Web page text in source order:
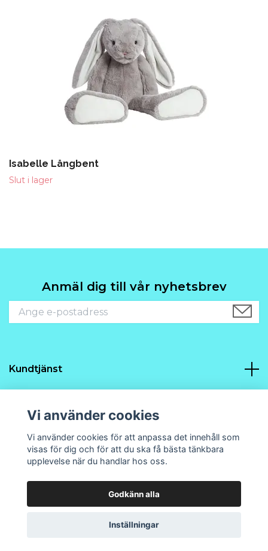
Isabelle Långbent
Slut i lager
Anmäl dig till vår nyhetsbrev
Kundtjänst
Sociala medier
© 2026 Prins21 Design och hobbyPowered by Quickbutik
Vi använder cookies
Vi använder cookies för att anpassa det innehåll som
visas för dig och för att du ska få bästa tänkbara
upplevelse när du handlar hos oss.
Godkänn alla
Inställningar